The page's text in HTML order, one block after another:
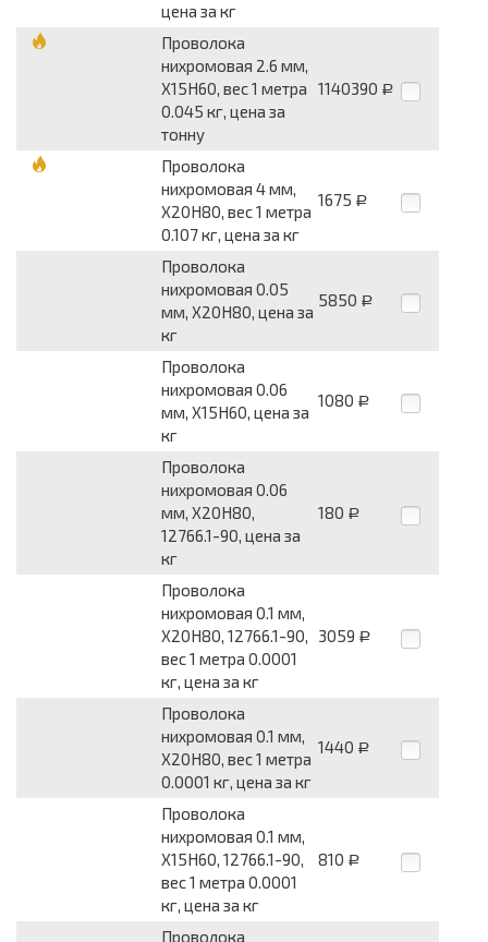
цена за кг
Проволока
нихромовая 2.6 мм,
Х15Н60, вес 1 метра
0.045 кг, цена за
тонну
1140390 Р
Проволока
нихромовая 4 мм,
Х20Н80, вес 1 метра
0.107 кг, цена за кг
1675 Р
Проволока
нихромовая 0.05
мм, Х20Н80, цена за
кг
5850 Р
Проволока
нихромовая 0.06
мм, Х15Н60, цена за
кг
1080 Р
Проволока
нихромовая 0.06
мм, Х20Н80,
12766.1-90, цена за
кг
180 Р
Проволока
нихромовая 0.1 мм,
Х20Н80, 12766.1-90,
вес 1 метра 0.0001
кг, цена за кг
3059 Р
Проволока
нихромовая 0.1 мм,
Х20Н80, вес 1 метра
0.0001 кг, цена за кг
1440 Р
Проволока
нихромовая 0.1 мм,
Х15Н60, 12766.1-90,
вес 1 метра 0.0001
кг, цена за кг
810 Р
Проволока